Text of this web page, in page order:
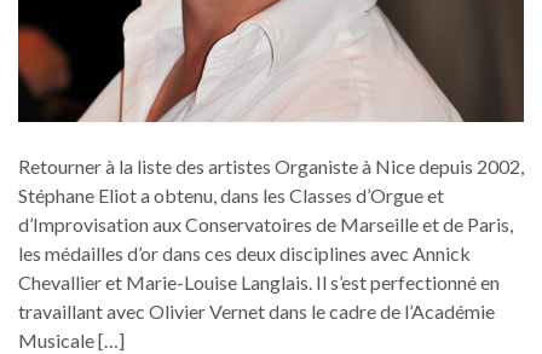
Retourner à la liste des artistes Organiste à Nice depuis 2002,
Stéphane Eliot a obtenu, dans les Classes d’Orgue et
d’Improvisation aux Conservatoires de Marseille et de Paris,
les médailles d’or dans ces deux disciplines avec Annick
Chevallier et Marie-Louise Langlais. Il s’est perfectionné en
travaillant avec Olivier Vernet dans le cadre de l’Académie
Musicale […]